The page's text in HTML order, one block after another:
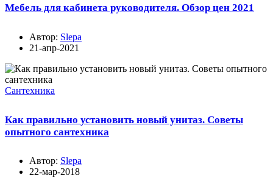
Мебель для кабинета руководителя. Обзор цен 2021
Автор: Slepa
21-апр-2021
Сантехника
Как правильно установить новый унитаз. Советы
опытного сантехника
Автор: Slepa
22-мар-2018